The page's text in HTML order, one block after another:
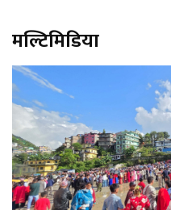
मल्टिमिडिया